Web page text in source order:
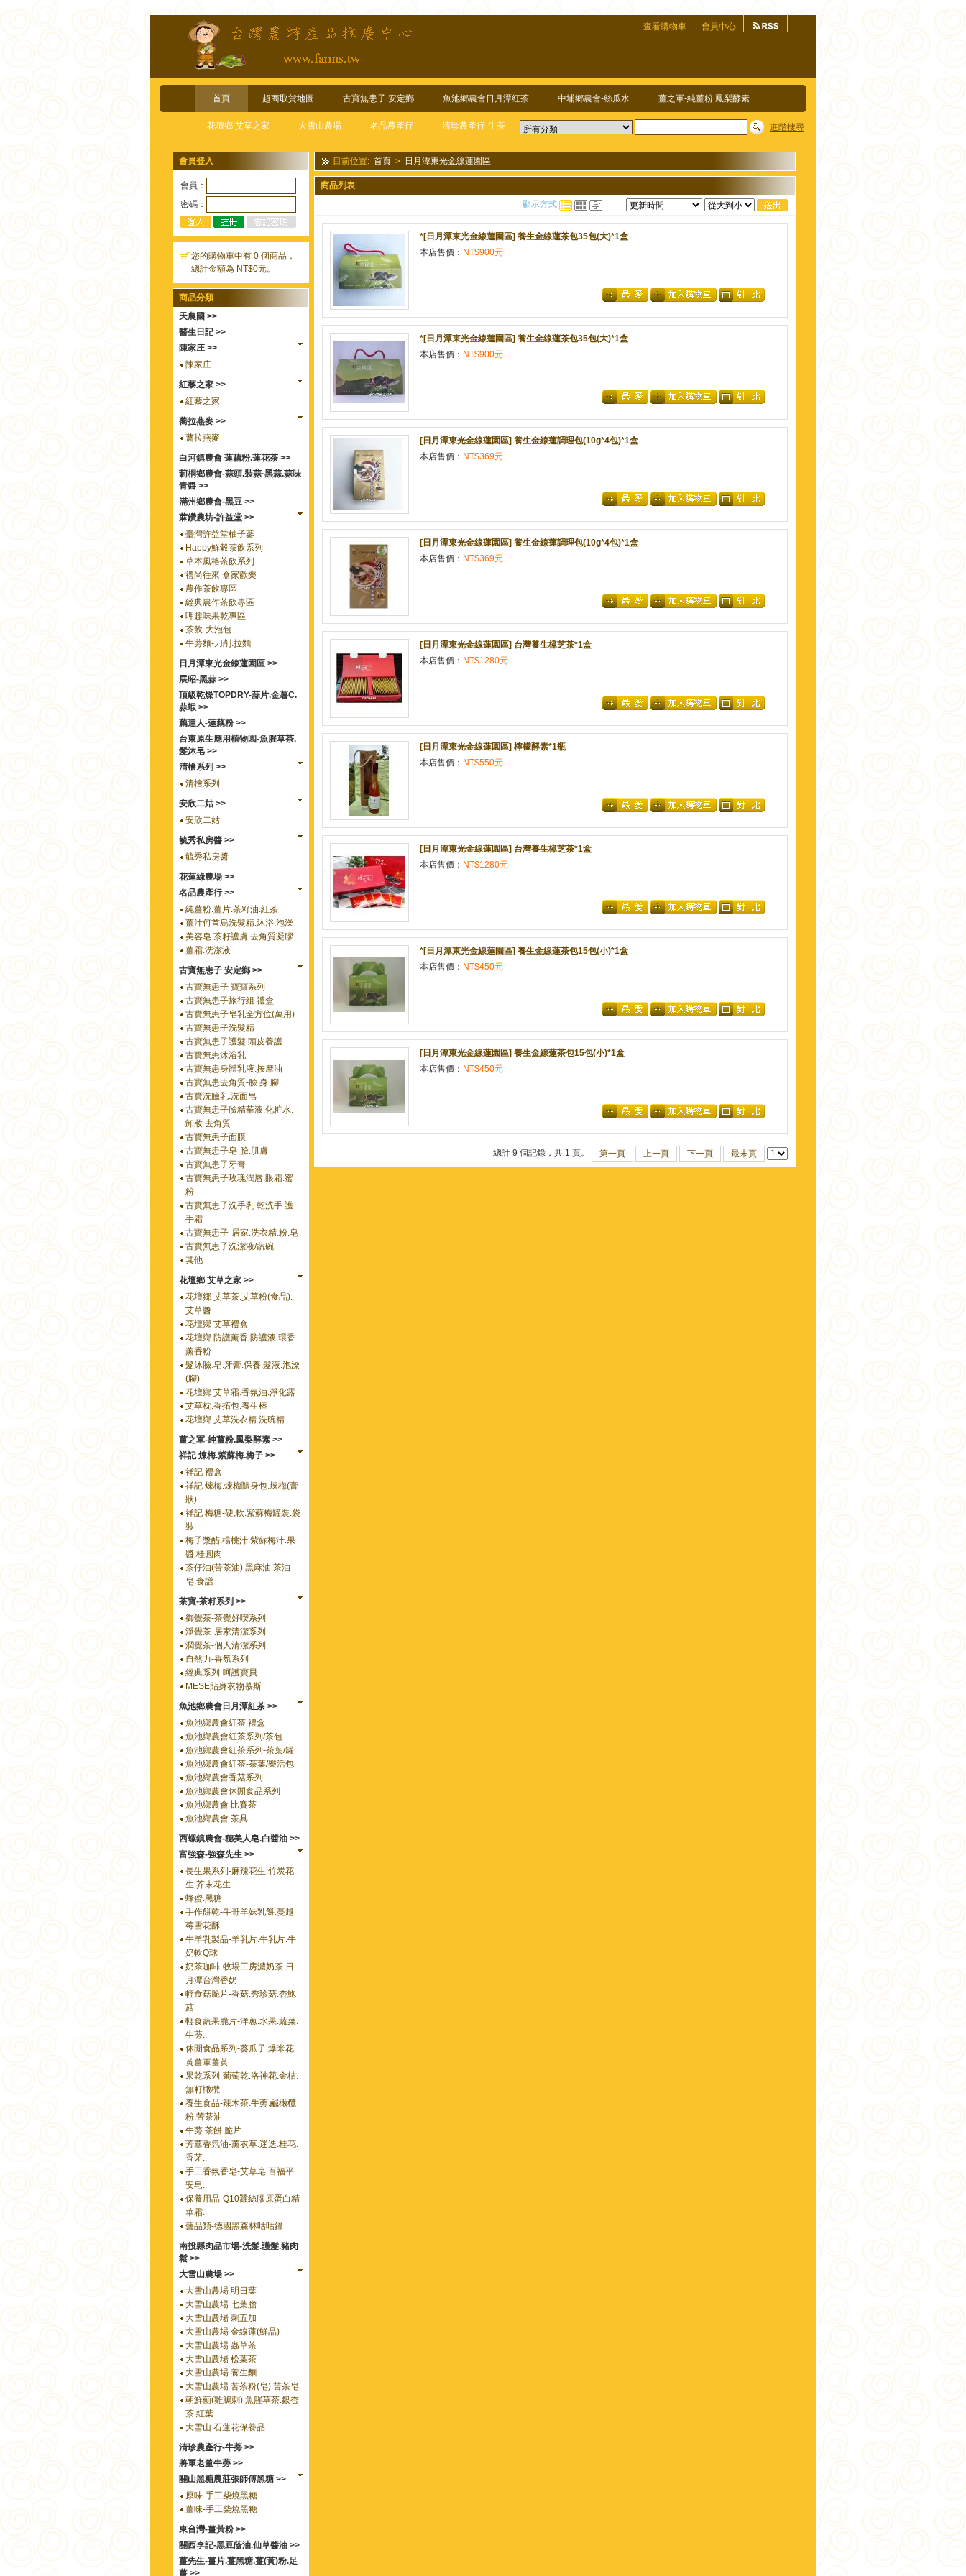
查看購物車 會員中心
首頁 超商取貨地圖 古寶無患子 安定鄉 魚池鄉農會日月潭紅茶 中埔鄉農會-絲瓜水 薑之軍-純薑粉.鳳梨酵素
花壇鄉 艾草之家 大雪山農場 名品農產行 清珍農產行-牛蒡 進階搜尋
會員登入
會員：
密碼：
您的購物車中有 0 個商品，
總計金額為 NT$0元。
商品分類
天農國 >>
醫生日記 >>
陳家庄 >>
陳家庄
紅藜之家 >>
紅藜之家
蕎拉燕麥 >>
蕎拉燕麥
白河鎮農會 蓮藕粉.蓮花茶 >>
莿桐鄉農會-蒜頭.裝蒜·黑蒜.蒜味
青醬 >>
滿州鄉農會-黑豆 >>
蔴鑽農坊-許益堂 >>
臺灣許益堂柚子蔘
Happy鮮榖茶飲系列
草本風格茶飲系列
禮尚往來 盒家歡樂
農作茶飲專區
經典農作茶飲專區
呷趣味果乾專區
茶飲-大泡包
牛蒡麵-刀削.拉麵
日月潭東光金線蓮園區 >>
展昭-黑蒜 >>
頂級乾燥TOPDRY-蒜片.金薯C.
蒜蝦 >>
藕達人-蓮藕粉 >>
台東原生應用植物園-魚腥草茶.
髮沐皂 >>
清檜系列 >>
清檜系列
安欣二姑 >>
安欣二姑
毓秀私房醬 >>
毓秀私房醬
花蓮綠農場 >>
名品農產行 >>
純薑粉.薑片.茶籽油.紅茶
薑汁何首烏洗髮精.沐浴.泡澡
美容皂.茶籽護膚.去角質凝膠
薑霜.洗潔液
古寶無患子 安定鄉 >>
古寶無患子 寶寶系列
古寶無患子旅行組.禮盒
古寶無患子皂乳全方位(萬用)
古寶無患子洗髮精
古寶無患子護髮.頭皮養護
古寶無患沐浴乳
古寶無患身體乳液.按摩油
古寶無患去角質-臉.身.腳
古寶洗臉乳.洗面皂
古寶無患子臉精華液.化粧水.
卸妝.去角質
古寶無患子面膜
古寶無患子皂-臉.肌膚
古寶無患子牙膏
古寶無患子玫瑰潤唇.眼霜.蜜
粉
古寶無患子洗手乳.乾洗手.護
手霜
古寶無患子-居家.洗衣精.粉.皂
古寶無患子洗潔液/蔬碗
其他
花壇鄉 艾草之家 >>
花壇郷 艾草茶.艾草粉(食品).
艾草醬
花壇鄉 艾草禮盒
花壇鄉 防護薰香.防護液.環香.
薰香粉
髮沐臉.皂.牙膏.保養.髮液.泡澡
(腳)
花壇鄉 艾草霜.香氛油.淨化露
艾草枕.香拓包.養生棒
花壇鄉 艾草洗衣精.洗碗精
薑之軍-純薑粉.鳳梨酵素 >>
祥記 煉梅.紫蘇梅.梅子 >>
祥記 禮盒
祥記 煉梅.煉梅隨身包.煉梅(膏
狀)
祥記 梅糖-硬,軟.紫蘇梅罐裝.袋
裝
梅子漿醋.楊桃汁.紫蘇梅汁.果
醬.桂圓肉
茶仔油(苦茶油).黑麻油.茶油
皂.食譜
茶寶-茶籽系列 >>
御覺茶-茶覺好喫系列
淨覺茶-居家清潔系列
潤覺茶-個人清潔系列
自然力-香氛系列
經典系列-呵護寶貝
MESE貼身衣物慕斯
魚池鄉農會日月潭紅茶 >>
魚池鄉農會紅茶 禮盒
魚池鄉農會紅茶系列/茶包
魚池鄉農會紅茶系列-茶葉/罐
魚池鄉農會紅茶-茶葉/樂活包
魚池鄉農會香菇系列
魚池鄉農會休閒食品系列
魚池鄉農會 比賽茶
魚池鄉農會 茶具
西螺鎮農會-穗美人皂.白醬油 >>
富強森-強森先生 >>
長生果系列-麻辣花生.竹炭花
生.芥末花生
蜂蜜.黑糖
手作餅乾-牛哥羊妹乳餅.蔓越
莓雪花酥..
牛羊乳製品-羊乳片.牛乳片.牛
奶軟Q球
奶茶咖啡-牧場工房濃奶茶.日
月潭台灣香奶
輕食菇脆片-香菇.秀珍菇.杏鮑
菇
輕食蔬果脆片-洋蔥.水果.蔬菜.
牛蒡..
休閒食品系列-葵瓜子.爆米花.
黃薑軍薑黃
果乾系列-葡萄乾.洛神花.金桔.
無籽橄欖
養生食品-辣木茶.牛蒡.鹹橄欖
粉.苦茶油
牛蒡.茶餅.脆片.
芳薰香氛油-薰衣草.迷迭.桂花.
香茅..
手工香氛香皂-艾草皂.百福平
安皂..
保養用品-Q10蠶絲膠原蛋白精
華霜..
藝品類-德國黑森林咕咕鐘
南投縣肉品市場-洗髮.護髮.豬肉
鬆 >>
大雪山農場 >>
大雪山農場 明日葉
大雪山農場 七葉膽
大雪山農場 刺五加
大雪山農場 金線蓮(鮮品)
大雪山農場 蟲草茶
大雪山農場 松葉茶
大雪山農場 養生麵
大雪山農場 苦茶粉(皂).苦茶皂
朝鮮薊(雞鵤刺).魚腥草茶.銀杏
茶.紅葉
大雪山 石蓮花保養品
清珍農產行-牛蒡 >>
將軍老董牛蒡 >>
關山黑糖農莊張師傅黑糖 >>
原味-手工柴燒黑糖
薑味-手工柴燒黑糖
東台灣-薑黃粉 >>
關西李記-黑豆蔭油.仙草醬油 >>
薑先生-薑片.薑黑糖.薑(黃)粉.足
薑 >>
目前位置: 首頁 > 日月潭東光金線蓮園區
商品列表
顯示方式
*[日月潭東光金線蓮園區] 養生金線蓮茶包35包(大)*1盒
本店售價： NT$900元
*[日月潭東光金線蓮園區] 養生金線蓮茶包35包(大)*1盒
本店售價： NT$900元
[日月潭東光金線蓮園區] 養生金線蓮調理包(10g*4包)*1盒
本店售價： NT$369元
[日月潭東光金線蓮園區] 養生金線蓮調理包(10g*4包)*1盒
本店售價： NT$369元
[日月潭東光金線蓮園區] 台灣養生樟芝茶*1盒
本店售價： NT$1280元
[日月潭東光金線蓮園區] 檸檬酵素*1瓶
本店售價： NT$550元
[日月潭東光金線蓮園區] 台灣養生樟芝茶*1盒
本店售價： NT$1280元
*[日月潭東光金線蓮園區] 養生金線蓮茶包15包(小)*1盒
本店售價： NT$450元
[日月潭東光金線蓮園區] 養生金線蓮茶包15包(小)*1盒
本店售價： NT$450元
總計 9 個記錄，共 1 頁。 第一頁 上一頁 下一頁 最末頁